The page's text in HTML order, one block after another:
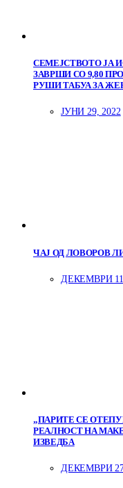
СЕМЕЈСТВОТО ЈА
ЗАВРШИ СО 9,80
РУШИ ТАБУА ЗА
ЈУНИ 29, 2022
ЧАЈ ОД ЛОВОРОВ
ДЕКЕМВРИ
„ПАРИТЕ СЕ
РЕАЛНОСТ НА
ИЗВЕДБА
ДЕКЕМВРИ